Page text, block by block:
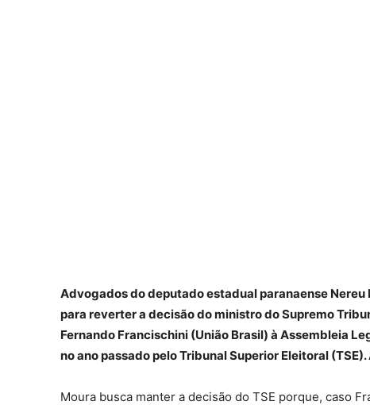
Advogados do deputado estadual paranaense
para reverter a decisão do ministro do Supremo
Fernando Francischini (União Brasil) à Assembleia
no ano passado pelo Tribunal Superior Eleitoral
Moura busca manter a decisão do TSE porque, caso